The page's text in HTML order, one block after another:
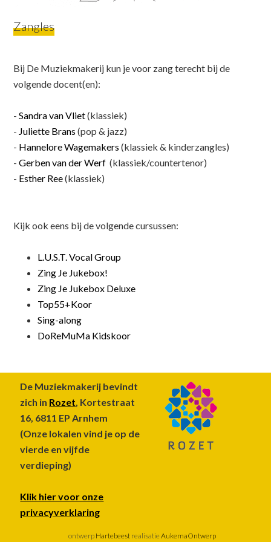
Zangles
Bij De Muziekmakerij kun je voor zang terecht bij de
volgende docent(en):
-Sandra van Vliet(klassiek)
- Juliette Brans (pop & jazz)
- Hannelore Wagemakers (klassiek & kinderzangles)
- Gerben van der Werf (klassiek/countertenor)
- Esther Ree(klassiek)
Kijk ook eens bij de volgende cursussen:
L.U.S.T. Vocal Group
Zing Je Jukebox!
Zing Je Jukebox Deluxe
Top55+Koor
Sing-along
DoReMuMa Kidskoor
Footer
De Muziekmakerij bevindt
zich in Rozet, Kortestraat
16, 6811 EP Arnhem
(Onze lokalen vind je op de
vierde en vijfde
verdieping)
Klik hier voor onze
privacyverklaring
ontwerpHartebeestrealisatie AukemaOntwerp